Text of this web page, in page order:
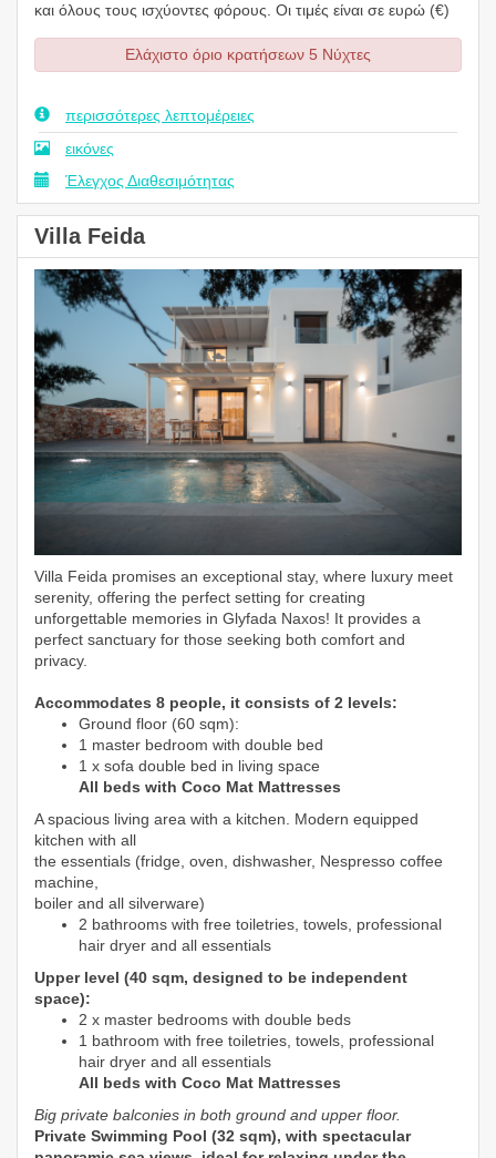
και όλους τους ισχύοντες φόρους. Οι τιμές είναι σε ευρώ (€)
Ελάχιστο όριο κρατήσεων 5 Νύχτες
περισσότερες λεπτομέρειες
εικόνες
Έλεγχος Διαθεσιμότητας
Villa Feida
Villa Feida promises an exceptional stay, where luxury meet
serenity, offering the perfect setting for creating
unforgettable memories in Glyfada Naxos! It provides a
perfect sanctuary for those seeking both comfort and
privacy.
Accommodates 8 people, it consists of 2 levels:
Ground floor (60 sqm):
1 master bedroom with double bed
1 x sofa double bed in living space
All beds with Coco Mat Mattresses
A spacious living area with a kitchen. Modern equipped
kitchen with all
the essentials (fridge, oven, dishwasher, Nespresso coffee
machine,
boiler and all silverware)
2 bathrooms with free toiletries, towels, professional
hair dryer and all essentials
Upper level (40 sqm, designed to be independent
space):
2 x master bedrooms with double beds
1 bathroom with free toiletries, towels, professional
hair dryer and all essentials
All beds with Coco Mat Mattresses
Big private balconies in both ground and upper floor.
Private Swimming Pool (32 sqm), with spectacular